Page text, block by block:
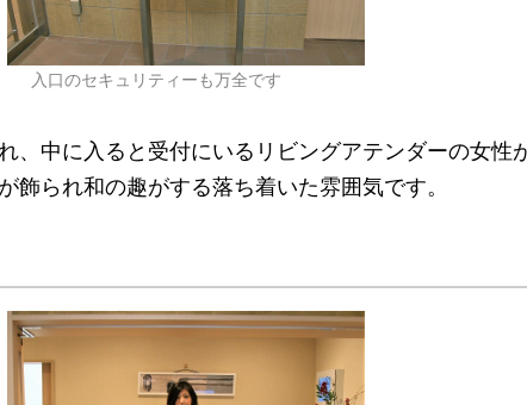
入口のセキュリティーも万全です
、中に入ると受付にいるリビングアテンダーの女性
飾られ和の趣がする落ち着いた雰囲気です。